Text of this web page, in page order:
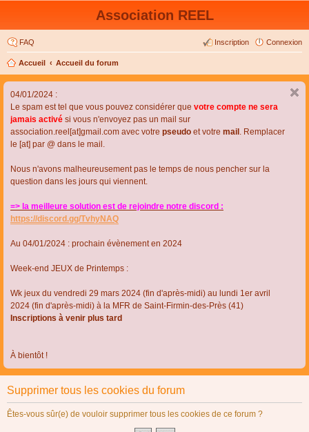
Association REEL
FAQ Connexion
Inscription
Accueil Accueil du forum
04/01/2024 :
Le spam est tel que vous pouvez considérer que votre compte ne sera
jamais activé si vous n'envoyez pas un mail sur
association.reel[at]gmail.com avec votre pseudo et votre mail . Remplacer
le [at] par @ dans le mail.
Nous n'avons malheureusement pas le temps de nous pencher sur la
question dans les jours qui viennent.
=> la meilleure solution est de rejoindre notre discord :
https://discord.gg/TvhyNAQ
Au 04/01/2024 : prochain évènement en 2024
Week-end JEUX de Printemps :
Wk jeux du vendredi 29 mars 2024 (fin d'après-midi) au lundi 1er avril
2024 (fin d'après-midi) à la MFR de Saint-Firmin-des-Près (41)
Inscriptions à venir plus tard
À bientôt !
Supprimer tous les cookies du forum
Êtes-vous sûr(e) de vouloir supprimer tous les cookies de ce forum ?